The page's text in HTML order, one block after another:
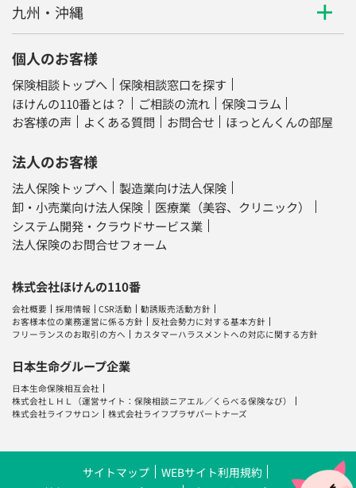
九州・沖縄
個人のお客様
保険相談トップへ
保険相談窓口を探す
ほけんの110番とは？
ご相談の流れ
保険コラム
お客様の声
よくある質問 お問合せ ほっとんくんの部屋
法人のお客様
法人保険トップへ
製造業向け法人保険
卸・小売業向け法人保険
医療業（美容、クリニック）
システム開発・クラウドサービス業
法人保険のお問合せフォーム
株式会社ほけんの110番
会社概要 採用情報 CSR活動
勧誘販売活動方針
お客様本位の業務運営に係る方針
反社会勢力に対する基本方針
フリーランスのお取引の方へ
カスタマーハラスメントへの対応に関する方針
日本生命グループ企業
日本生命保険相互会社
株式会社ＬＨＬ （運営サイト：保険相談ニアエル／ くらべる保険なび）
株式会社ライフサロン
株式会社ライフプラザパートナーズ
サイトマップ
WEBサイト利用規約